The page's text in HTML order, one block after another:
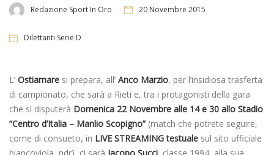
Redazione Sport In Oro 20 Novembre 2015
Dilettanti Serie D
L’ Ostiamare si prepara, all’ Anco Marzio, per l’insidiosa trasferta
di campionato, che sarà a Rieti e, tra i protagonisti della gara
che si disputerà Domenica 22 Novembre alle 14 e 30 allo Stadio
“Centro d’Italia – Manlio Scopigno” (match che potrete seguire,
come di consueto, in LIVE STREAMING testuale sul sito ufficiale